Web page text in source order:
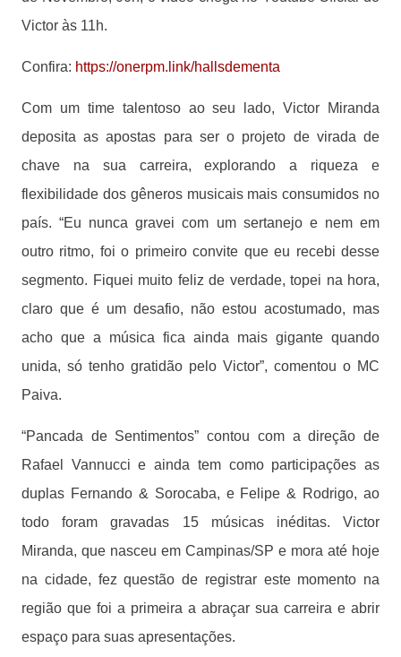
Victor às 11h.
Confira: https://onerpm.link/hallsdementa
Com um time talentoso ao seu lado, Victor Miranda
deposita as apostas para ser o projeto de virada de
chave na sua carreira, explorando a riqueza e
flexibilidade dos gêneros musicais mais consumidos no
país. “Eu nunca gravei com um sertanejo e nem em
outro ritmo, foi o primeiro convite que eu recebi desse
segmento. Fiquei muito feliz de verdade, topei na hora,
claro que é um desafio, não estou acostumado, mas
acho que a música fica ainda mais gigante quando
unida, só tenho gratidão pelo Victor”, comentou o MC
Paiva.
“Pancada de Sentimentos” contou com a direção de
Rafael Vannucci e ainda tem como participações as
duplas Fernando & Sorocaba, e Felipe & Rodrigo, ao
todo foram gravadas 15 músicas inéditas. Victor
Miranda, que nasceu em Campinas/SP e mora até hoje
na cidade, fez questão de registrar este momento na
região que foi a primeira a abraçar sua carreira e abrir
espaço para suas apresentações.